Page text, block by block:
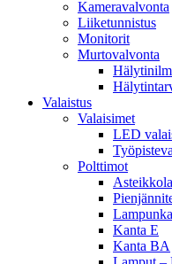
Kameravalvonta
Liiketunnistus
Monitorit
Murtovalvonta
Valaistus
Valaisimet
LED
Polttimot
Kanta E
Kanta BA